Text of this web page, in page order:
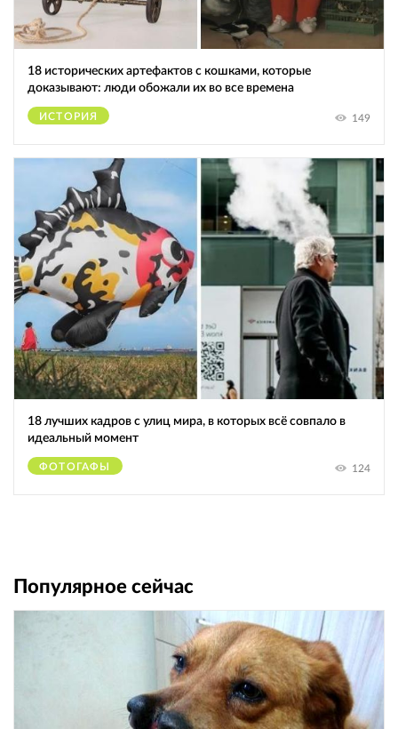
18 исторических артефактов с кошками, которые
доказывают: люди обожали их во все времена
ИСТОРИЯ 149
18 лучших кадров с улиц мира, в которых всё совпало в
идеальный момент
ФОТОГАФЫ 124
Популярное сейчас